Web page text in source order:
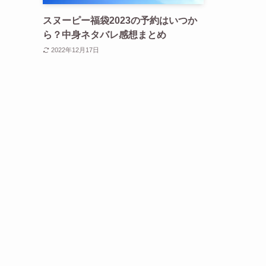
スヌーピー福袋2023の予約はいつか
ら？中身ネタバレ感想まとめ
2022年12月17日